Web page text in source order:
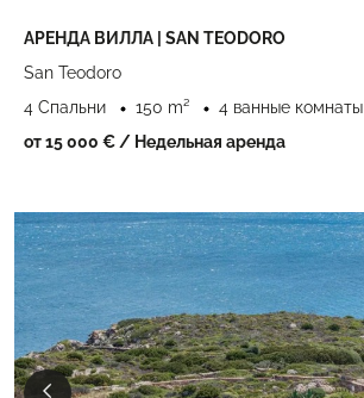
АРЕНДА ВИЛЛА | SAN TEODORO
San Teodoro
4 Спальни
150 m²
4 ванные комнаты
от 15 000 € / Недельная аренда